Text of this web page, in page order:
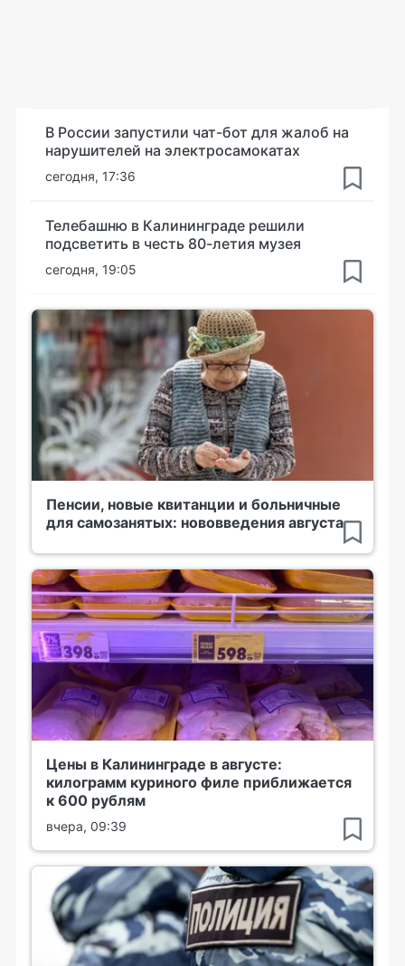
В России запустили чат-бот для жалоб на
нарушителей на электросамокатах
сегодня, 17:36
Телебашню в Калининграде решили
подсветить в честь 80-летия музея
сегодня, 19:05
Пенсии, новые квитанции и больничные
для самозанятых: нововведения августа
Цены в Калининграде в августе:
килограмм куриного филе приближается
к 600 рублям
вчера, 09:39